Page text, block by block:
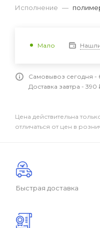
Исполнение —
Мало
Самовывоз сегодня -
Доставка завтра - 390
Цена действительна
отличаться от цен в
Быстрая доставка